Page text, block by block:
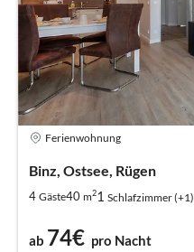
Ferienwohnung
Binz, Ostsee, Rügen
4 Gäste40 m21 Schlafzimmer (+1)
ab 74€ pro Nacht